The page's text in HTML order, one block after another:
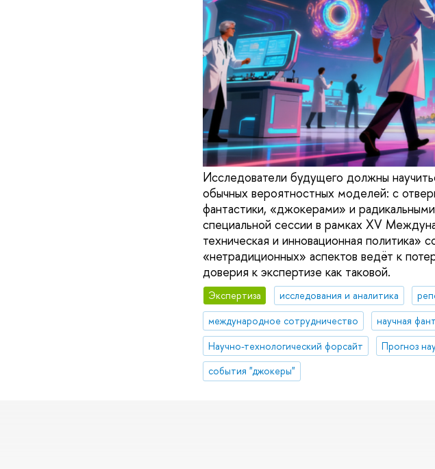
Исследователи будущего должны
обычных вероятностных моделей: с
фантастики, «джокерами» и
специальной сессии в рамках XV
техническая и инновационная политика»
«нетрадиционных» аспектов ведёт к
доверия к экспертизе как таковой.
Экспертиза исследования и аналитика
международное сотрудничество
научная
Научно-технологический форсайт
события "джокеры"